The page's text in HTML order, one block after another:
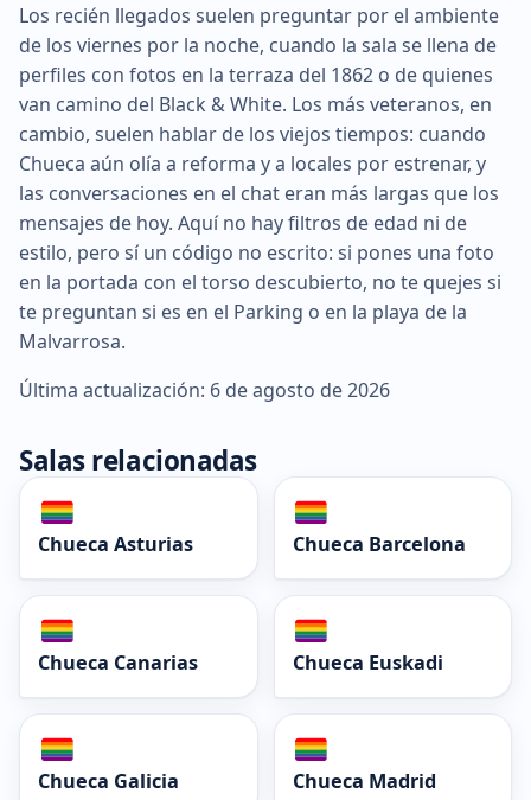
Los recién llegados suelen preguntar por el ambiente
de los viernes por la noche, cuando la sala se llena de
perfiles con fotos en la terraza del 1862 o de quienes
van camino del Black & White. Los más veteranos, en
cambio, suelen hablar de los viejos tiempos: cuando
Chueca aún olía a reforma y a locales por estrenar, y
las conversaciones en el chat eran más largas que los
mensajes de hoy. Aquí no hay filtros de edad ni de
estilo, pero sí un código no escrito: si pones una foto
en la portada con el torso descubierto, no te quejes si
te preguntan si es en el Parking o en la playa de la
Malvarrosa.
Última actualización: 6 de agosto de 2026
Salas relacionadas
Chueca Asturias Chueca Barcelona
Chueca Canarias Chueca Euskadi
Chueca Galicia Chueca Madrid